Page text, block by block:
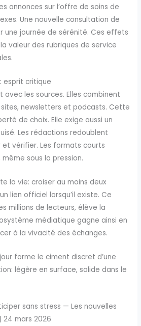
annonces sur l’offre de soins de
Une nouvelle consultation de
une journée de sérénité. Ces effets
valeur des rubriques de service
esprit critique
avec les sources. Elles combinent
sites, newsletters et podcasts. Cette
de choix. Elle exige aussi un
Les rédactions redoublent
et vérifier. Les formats courts
sous la pression.
la vie: croiser au moins deux
lien officiel lorsqu’il existe. Ce
millions de lecteurs, élève la
médiatique gagne ainsi en
à la vivacité des échanges.
forme le ciment discret d’une
légère en surface, solide dans le
sans stress — Les nouvelles
24 mars 2026